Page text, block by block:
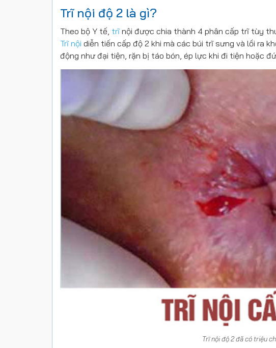
Trĩ nội độ 2 là gì?
Theo bộ Y tế, trĩnội được chia thành 4 phân cấp trĩ tùy
Trĩ nội diễn tiến cấp độ 2 khi mà các búi trĩ sưng và lồi ra
động như đại tiện, rặn bị táo bón, ép lực khi đi tiện hoặc
Trĩ nội độ 2 đã có triệu